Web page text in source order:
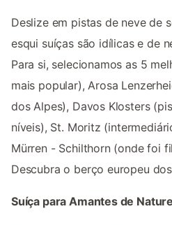
Deslize em pistas de neve de
esqui suíças são idílicas e de
Para si, selecionamos as 5
mais popular), Arosa
dos Alpes), Davos Klosters
níveis), St. Moritz
Mürren - Schilthorn (onde foi
Descubra o berço europeu
Suíça para Amantes de